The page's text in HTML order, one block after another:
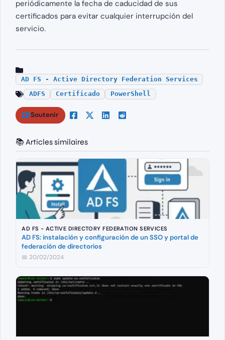
periódicamente la fecha de caducidad de sus
certificados para evitar cualquier interrupción del
servicio.
AD FS - Active Directory Federation Services
ADFS
Certificado PowerShell
Soutenir
📚 Articles similaires
AD FS - ACTIVE DIRECTORY FEDERATION SERVICES
AD FS: instalación y configuración de un SSO y portal de
federación de directorios
📅 20/02/2024